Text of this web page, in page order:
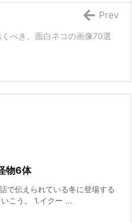
べき。面白ネコの画像70選
Prev
物6体
で伝えられている冬に登場する
こう。 1.イクー ...